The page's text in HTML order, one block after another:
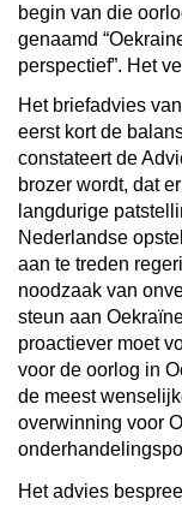
begin van die
genaamd
perspectief”. Het
Het briefadvies
eerst kort de
constateert de
brozer wordt, dat
langdurige
Nederlandse
aan te treden
noodzaak van
steun aan
proactiever moet
voor de oorlog in
de meest
overwinning voor
Het advies